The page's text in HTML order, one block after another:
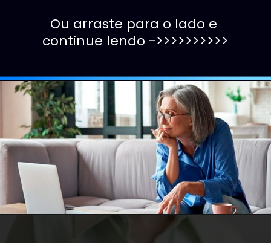
Ou arraste para o lado e
continue lendo ->>>>>>>>>>